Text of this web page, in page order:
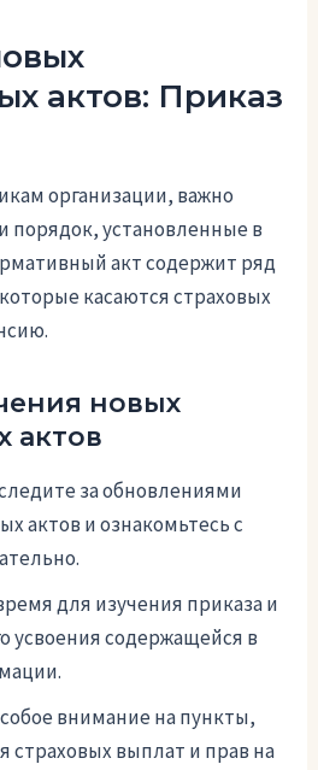
актов: Приказ
организации, важно
порядок, установленные в
акт содержит ряд
касаются страховых
новых
актов
за обновлениями
актов и ознакомьтесь с
для изучения приказа и
усвоения содержащейся в
внимание на пункты,
страховых выплат и прав на